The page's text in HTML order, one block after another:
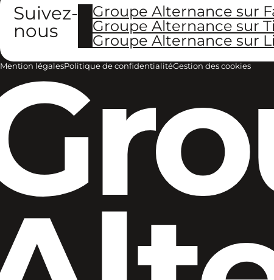
Suivez-
nous
Groupe Alternance sur
Groupe Alternance sur
Groupe Alternance sur
Mention légalesPolitique de confidentialitéGestion des cookies